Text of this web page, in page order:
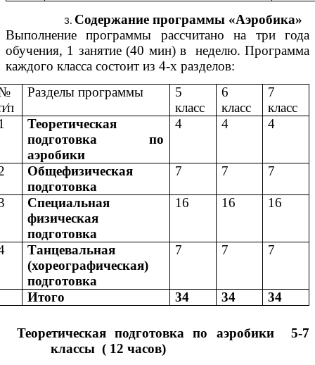
Содержание программы «Аэробика»
Выполнение программы рассчитано на три года
обучения, 1 занятие (40 мин) в неделю. Программа
каждого класса состоит из 4-х разделов:
Разделы программы
5
класс
6
класс
7
класс
Теоретическая
подготовка по
аэробики
4 4 4
Общефизическая
подготовка
7 7 7
Специальная
физическая
подготовка
16 16 16
Танцевальная
(хореографическая)
подготовка
7 7 7
Итого 34 34 34
Теоретическая подготовка по аэробики 5-7
классы ( 12 часов)